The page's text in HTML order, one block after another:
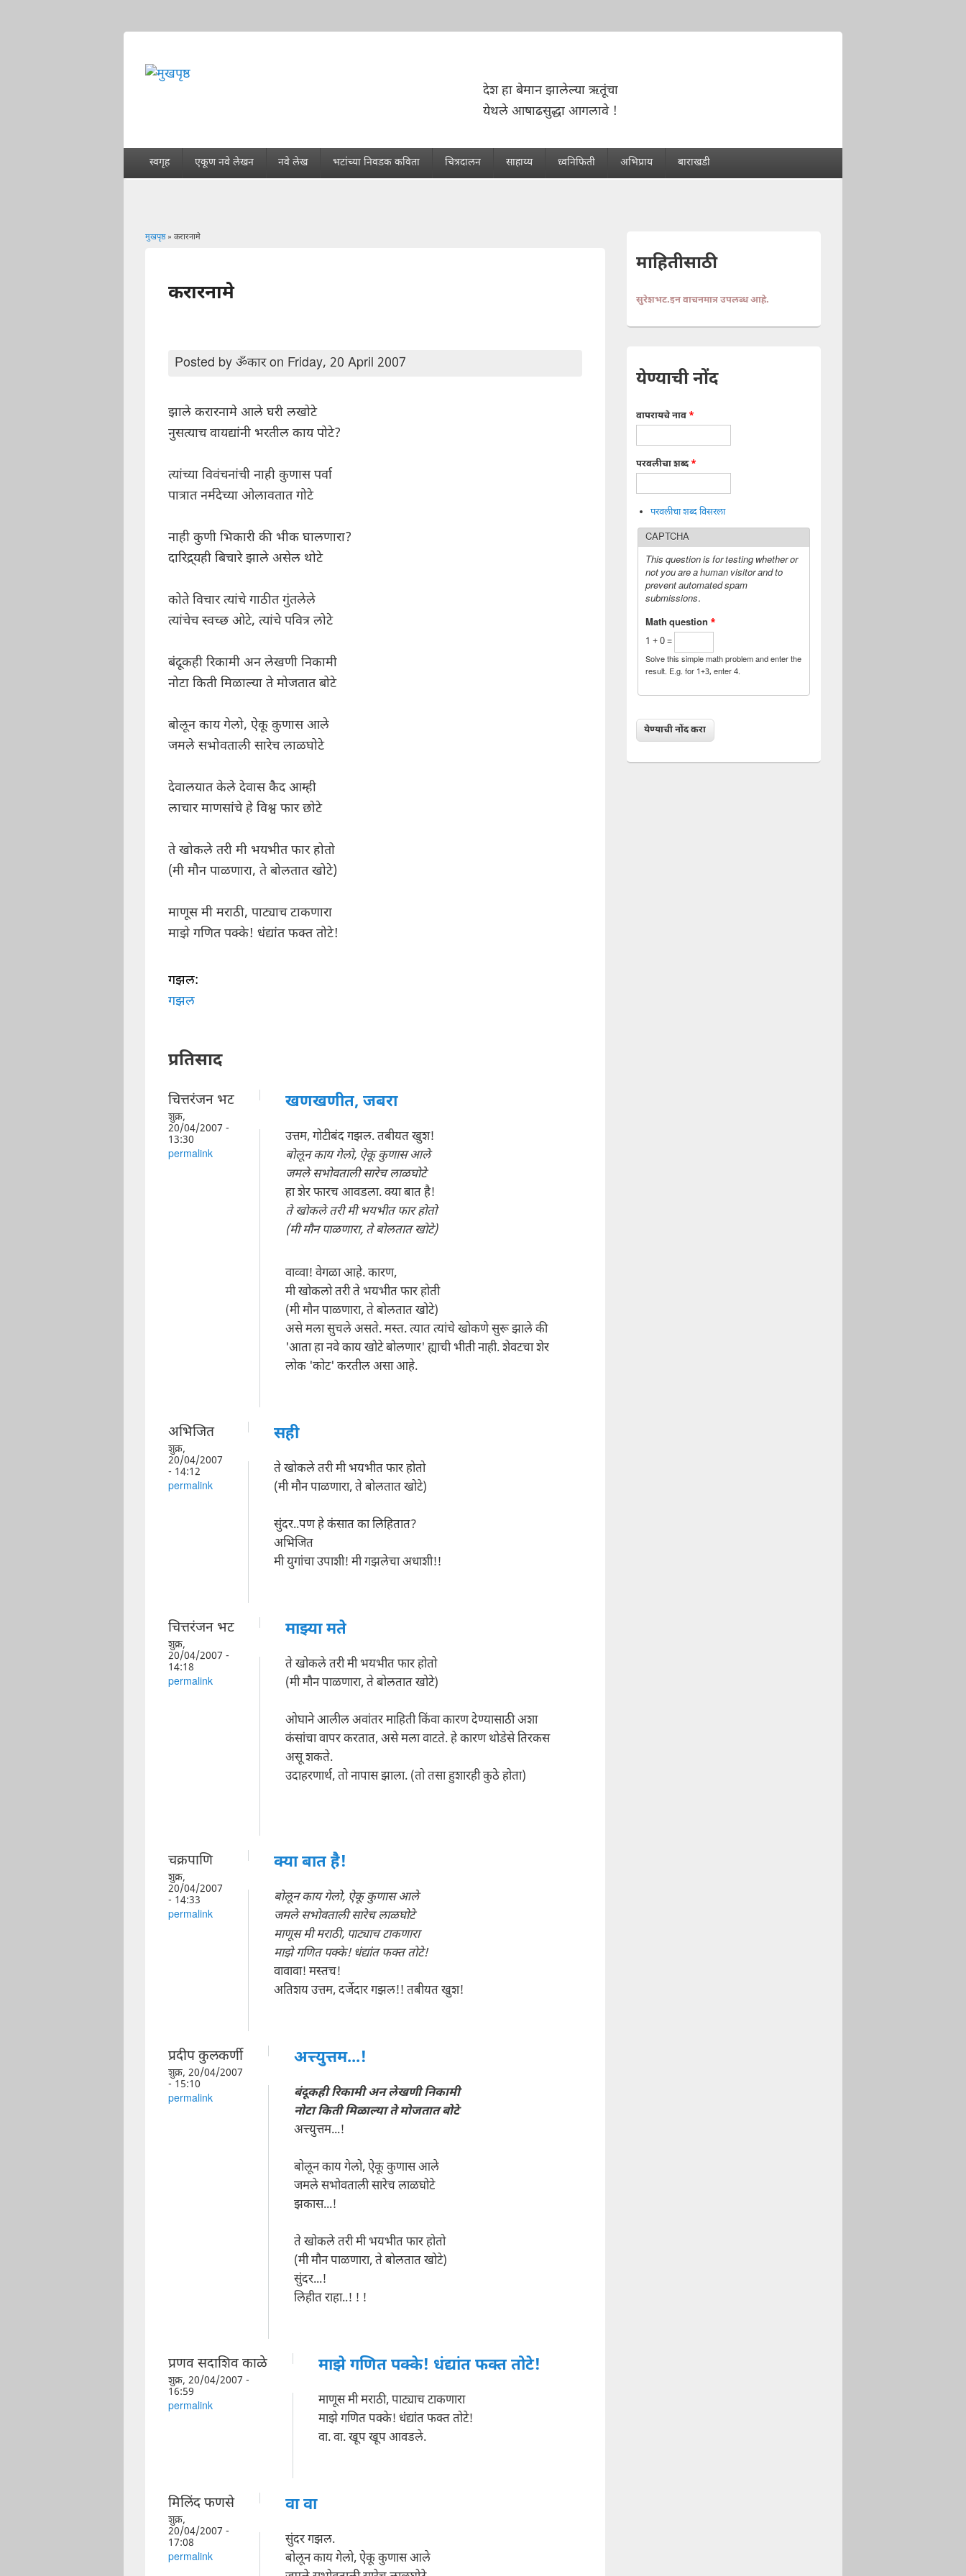
देश हा बेमान झालेल्या ऋतूंचा
येथले आषाढसुद्धा आगलावे !
स्वगृह एकूण नवे लेखन नवे लेख भटांच्या निवडक कविता चित्रदालन साहाय्य ध्वनिफिती अभिप्राय बाराखडी
मुखपृष्ठ» करारनामे
करारनामे
Posted by ॐकारon Friday, 20 April 2007
झाले करारनामे आले घरी लखोटे
नुसत्याच वायद्यांनी भरतील काय पोटे?
त्यांच्या विवंचनांची नाही कुणास पर्वा
पात्रात नर्मदेच्या ओलावतात गोटे
नाही कुणी भिकारी की भीक घालणारा?
दारिद्र्यही बिचारे झाले असेल थोटे
कोते विचार त्यांचे गाठीत गुंतलेले
त्यांचेच स्वच्छ ओटे, त्यांचे पवित्र लोटे
बंदूकही रिकामी अन लेखणी निकामी
नोटा किती मिळाल्या ते मोजतात बोटे
बोलून काय गेलो, ऐकू कुणास आले
जमले सभोवताली सारेच लाळघोटे
देवालयात केले देवास कैद आम्ही
लाचार माणसांचे हे विश्व फार छोटे
ते खोकले तरी मी भयभीत फार होतो
(मी मौन पाळणारा, ते बोलतात खोटे)
माणूस मी मराठी, पाट्याच टाकणारा
माझे गणित पक्के! धंद्यांत फक्त तोटे!
गझल:
गझल
प्रतिसाद
चित्तरंजन भट
शुक्र,
20/04/2007 -
13:30
permalink
खणखणीत, जबरा
उत्तम, गोटीबंद गझल. तबीयत खुश!
बोलून काय गेलो, ऐकू कुणास आले
जमले सभोवताली सारेच लाळघोटे
हा शेर फारच आवडला. क्या बात है!
ते खोकले तरी मी भयभीत फार होतो
(मी मौन पाळणारा, ते बोलतात खोटे)
वाव्वा! वेगळा आहे. कारण,
मी खोकलो तरी ते भयभीत फार होती
(मी मौन पाळणारा, ते बोलतात खोटे)
असे मला सुचले असते. मस्त. त्यात त्यांचे खोकणे सुरू झाले की
'आता हा नवे काय खोटे बोलणार' ह्याची भीती नाही. शेवटचा शेर
लोक 'कोट' करतील असा आहे.
अभिजित
शुक्र,
20/04/2007
- 14:12
permalink
सही
ते खोकले तरी मी भयभीत फार होतो
(मी मौन पाळणारा, ते बोलतात खोटे)
सुंदर..पण हे कंसात का लिहितात?
अभिजित
मी युगांचा उपाशी! मी गझलेचा अधाशी!!
चित्तरंजन भट
शुक्र,
20/04/2007 -
14:18
permalink
माझ्या मते
ते खोकले तरी मी भयभीत फार होतो
(मी मौन पाळणारा, ते बोलतात खोटे)
ओघाने आलील अवांतर माहिती किंवा कारण देण्यासाठी अशा
कंसांचा वापर करतात, असे मला वाटते. हे कारण थोडेसे तिरकस
असू शकते.
उदाहरणार्थ, तो नापास झाला. (तो तसा हुशारही कुठे होता)
चक्रपाणि
शुक्र,
20/04/2007
- 14:33
permalink
क्या बात है!
बोलून काय गेलो, ऐकू कुणास आले
जमले सभोवताली सारेच लाळघोटे
माणूस मी मराठी, पाट्याच टाकणारा
माझे गणित पक्के! धंद्यांत फक्त तोटे!
वावावा! मस्तच!
अतिशय उत्तम, दर्जेदार गझल!! तबीयत खुश!
प्रदीप कुलकर्णी
शुक्र, 20/04/2007
- 15:10
permalink
अत्त्युत्तम...!
बंदूकही रिकामी अन लेखणी निकामी
नोटा किती मिळाल्या ते मोजतात बोटे
अत्त्युत्तम...!
बोलून काय गेलो, ऐकू कुणास आले
जमले सभोवताली सारेच लाळघोटे
झकास...!
ते खोकले तरी मी भयभीत फार होतो
(मी मौन पाळणारा, ते बोलतात खोटे)
सुंदर...!
लिहीत राहा..! ! !
प्रणव सदाशिव काळे
शुक्र, 20/04/2007 -
16:59
permalink
माझे गणित पक्के! धंद्यांत फक्त तोटे!
माणूस मी मराठी, पाट्याच टाकणारा
माझे गणित पक्के! धंद्यांत फक्त तोटे!
वा. वा. खूप खूप आवडले.
मिलिंद फणसे
शुक्र,
20/04/2007 -
17:08
permalink
वा वा
सुंदर गझल.
बोलून काय गेलो, ऐकू कुणास आले
माहितीसाठी
सुरेशभट.इन वाचनमात्र उपलब्ध आहे.
येण्याची नोंद
वापरायचे नाव *
परवलीचा शब्द*
परवलीचा शब्द विसरला
CAPTCHA
This question is for testing whether or
not you are a human visitor and to
prevent automated spam
submissions.
Math question *
1 + 0 =
Solve this simple math problem and enter the
result. E.g. for 1+3, enter 4.